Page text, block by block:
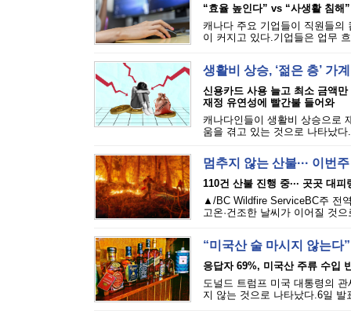
“효율 높인다” vs “사생활 침해”
캐나다 주요 기업들이 직원들의
이 커지고 있다.기업들은 업무
생활비 상승, ‘젊은 층’ 가
신용카드 사용 늘고 최소 금액만
재정 유연성에 빨간불 들어와
캐나다인들이 생활비 상승으로
움을 겪고 있는 것으로 나타났
멈추지 않는 산불··· 이번
110건 산불 진행 중··· 곳곳 대피
▲/BC Wildfire ServiceBC주 전
고온·건조한 날씨가 이어질 것
“미국산 술 마시지 않는다
응답자 69%, 미국산 주류 수입
도널드 트럼프 미국 대통령의
지 않는 것으로 나타났다.6일